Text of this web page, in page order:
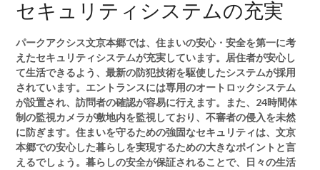
セキュリティシステムの充実
パークアクシス文京本郷では、住まいの安心・安全を第一に考
えたセキュリティシステムが充実しています。居住者が安心し
て生活できるよう、最新の防犯技術を駆使したシステムが採用
されています。エントランスには専用のオートロックシステム
が設置され、訪問者の確認が容易に行えます。また、24時間体
制の監視カメラが敷地内を監視しており、不審者の侵入を未然
に防ぎます。住まいを守るための強固なセキュリティは、文京
本郷での安心した暮らしを実現するための大きなポイントと言
えるでしょう。暮らしの安全が保証されることで、日々の生活